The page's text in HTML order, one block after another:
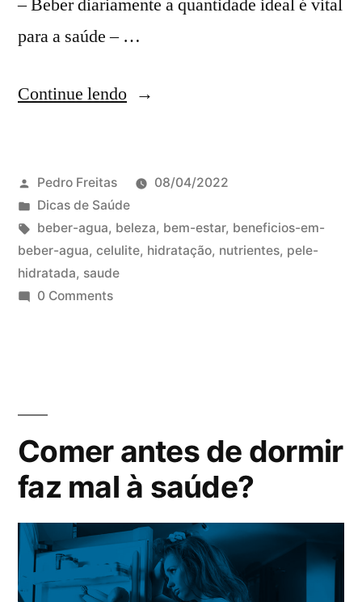
– Beber diariamente a quantidade ideal é vital
para a saúde – …
Continue lendo
Pedro Freitas
08/04/2022
Dicas de Saúde
beber-agua, beleza, bem-estar, beneficios-em-
beber-agua, celulite, hidratação, nutrientes, pele-
hidratada, saude
0 Comments
Comer antes de dormir
faz mal à saúde?